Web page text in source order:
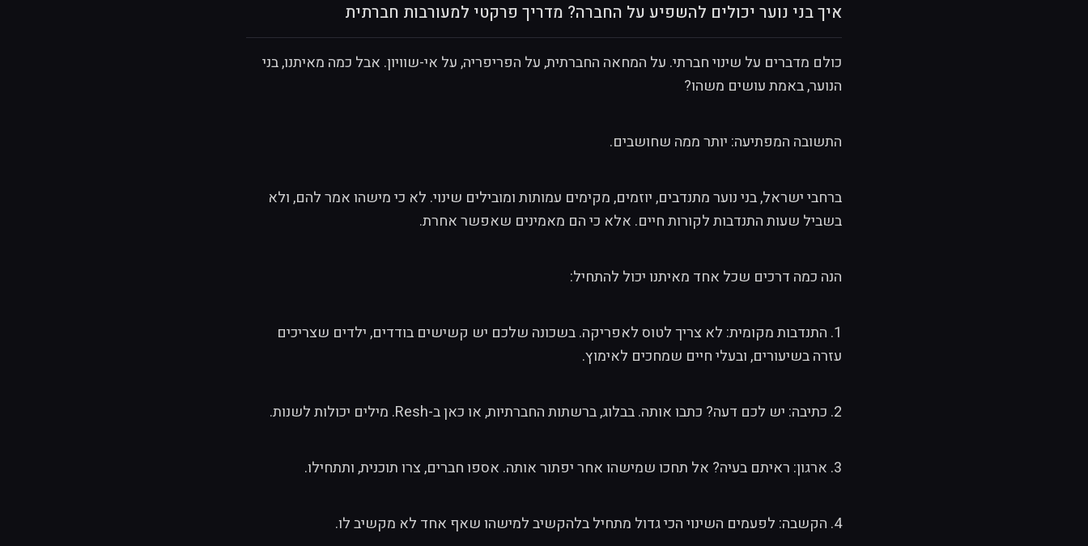
איך בני נוער יכולים להשפיע על החברה? מדריך פרקטי למעורבות חברתית
כולם מדברים על שינוי חברתי. על המחאה החברתית, על הפריפריה, על אי-שוויון. אבל כמה מאיתנו, בני
הנוער, באמת עושים משהו?
התשובה המפתיעה: יותר ממה שחושבים.
ברחבי ישראל, בני נוער מתנדבים, יוזמים, מקימים עמותות ומובילים שינוי. לא כי מישהו אמר להם, ולא
בשביל שעות התנדבות לקורות חיים. אלא כי הם מאמינים שאפשר אחרת.
הנה כמה דרכים שכל אחד מאיתנו יכול להתחיל:
1. התנדבות מקומית: לא צריך לטוס לאפריקה. בשכונה שלכם יש קשישים בודדים, ילדים שצריכים
עזרה בשיעורים, ובעלי חיים שמחכים לאימוץ.
2. כתיבה: יש לכם דעה? כתבו אותה. בבלוג, ברשתות החברתיות, או כאן ב-Resh. מילים יכולות לשנות.
3. ארגון: ראיתם בעיה? אל תחכו שמישהו אחר יפתור אותה. אספו חברים, צרו תוכנית, ותתחילו.
4. הקשבה: לפעמים השינוי הכי גדול מתחיל בלהקשיב למישהו שאף אחד לא מקשיב לו.